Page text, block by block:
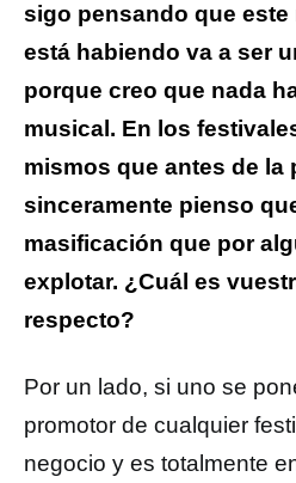
sigo pensando que este
está habiendo va a ser
porque creo que nada
musical. En los
mismos que antes de la
sinceramente pienso
masificación que por
explotar. ¿Cuál es
respecto?
Por un lado, si uno se
promotor de cualquier
negocio y es totalmente